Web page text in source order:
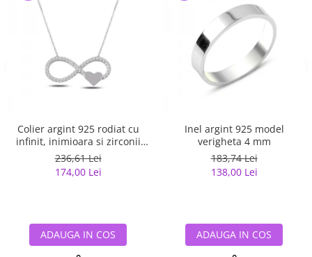
Colier argint 925 rodiat cu
infinit, inimioara si zirconii
albe - Infinite You CTU0067
236,61 Lei
174,00 Lei
ADAUGA IN COS
Inel argint 925 model
verigheta 4 mm
183,74 Lei
138,00 Lei
ADAUGA IN COS